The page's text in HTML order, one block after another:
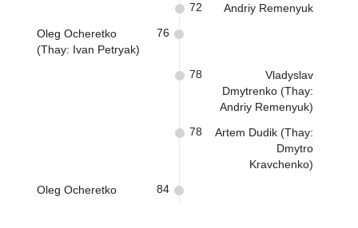
Andriy Remenyuk
72
Oleg Ocheretko
(Thay: Ivan Petryak)
76
Vladyslav
Dmytrenko (Thay:
Andriy Remenyuk)
78
Artem Dudik (Thay:
Dmytro
Kravchenko)
78
Oleg Ocheretko 84